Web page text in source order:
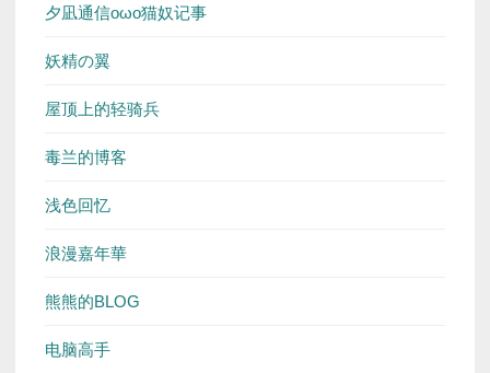
夕凪通信oωo猫奴记事
妖精の翼
屋顶上的轻骑兵
毒兰的博客
浅色回忆
浪漫嘉年華
熊熊的BLOG
电脑高手